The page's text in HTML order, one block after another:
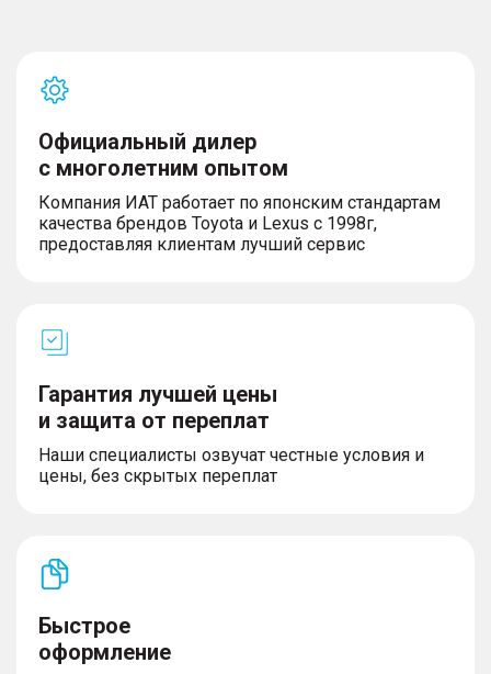
Официальный дилер
с многолетним опытом
Компания ИАТ работает по японским стандартам
качества брендов Toyota и Lexus с 1998г,
предоставляя клиентам лучший сервис
Гарантия лучшей цены
и защита от переплат
Наши специалисты озвучат честные условия и
цены, без скрытых переплат
Быстрое
оформление